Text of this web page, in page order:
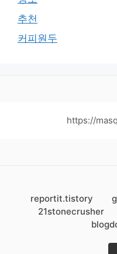
추천
커피원두
https://
reportit.tistory
21stonecrusher